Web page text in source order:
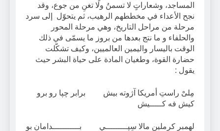
المساجد، وشعاراتٍ لا تسمنُ ولا تغنِ من جوع، وقد
نجح الأعداء في مخططهم الرهيب، ثم يتحوّل إلى سرد
مرحلة من مراحل التاريخ، وهي مرحلة المحور
والحلفاء و ما نتج بعدها من بروز ما يسمّى في ذلك
الوقت باليسار واليمين العالميين، وكيف تشكّلت
حضارة القوة، وطغيان المادة على حياة البشر حيث
يقول :
مِلىْ راستِ أمريكا آژوته بيش برابر چپا رو برو
كيش فه كـــــيش
لهمبر كرملين مالا سِپـــــــــي بـــــــــــدامان بو